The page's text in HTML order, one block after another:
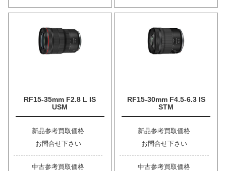
RF15-35mm F2.8 L IS
USM
新品参考買取価格
お問合せ下さい
中古参考買取価格
RF15-30mm F4.5-6.3 IS
STM
新品参考買取価格
お問合せ下さい
中古参考買取価格